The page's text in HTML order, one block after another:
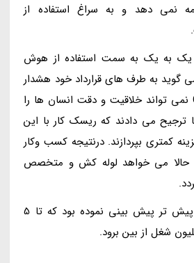
نمی دهد و به سراغ استفاده از
یک به یک به سمت استفاده از هوش
گوید به طرف های قرارداد خود هشدار
داده بود که ChatGPT نمی تواند خلاقیت و دقت انسان ها را
ترجیح می دادند که ریسک کار با این
کمتری بپردازند. درنتیجه کسب وکار
حالا می خواهد لوله کش و متخصص
مجمع جهانی اقتصاد پیش تر پیش بینی نموده بود که تا 5